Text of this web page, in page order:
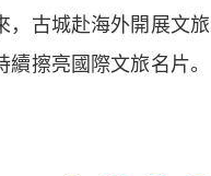
古城赴海外開展文旅
擦亮國際文旅名片。